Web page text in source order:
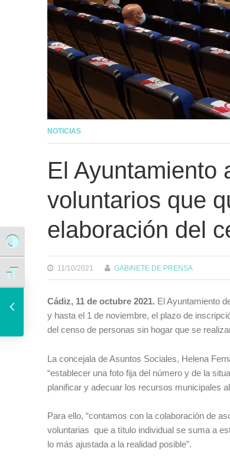
Alternar alto contraste
Alternar tamaño de letra
NOTICIAS
El Ayuntamiento
voluntarios que
elaboración del
11/10/2021 GABINETE DE PRENSA
Cádiz, 11 de octubre 2021. El Ayuntamiento
y hasta el 1 de noviembre, el plazo de
del censo de personas sin hogar que se
La concejala de Asuntos Sociales, Helena
“establecer una foto fija del número y de la
planificar y adecuar los recursos municipales
Para ello, “contamos con la colaboración de
voluntarias que a título individual se suma a
lo más ajustada a la realidad posible”.
El Ayuntamiento presenta nueve proyectos de Comercio y Mercados por valor de más de un millón de euros a la convocatoria de los fondos Next Generation